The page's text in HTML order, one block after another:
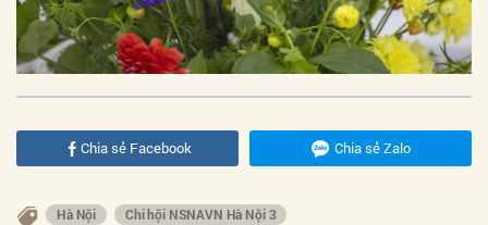
Chia sẻ Facebook Chia sẻ Zalo
Hà Nội Chi hội NSNAVN Hà Nội 3